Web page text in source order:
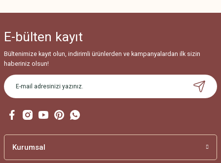
E-bülten kayıt
Bültenimize kayıt olun, indirimli ürünlerden ve kampanyalardan ilk sizin
haberiniz olsun!
Kurumsal